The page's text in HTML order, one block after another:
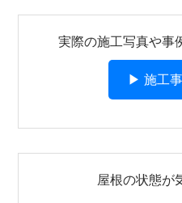
実際の施工写真や事
▶ 施工
屋根の状態が